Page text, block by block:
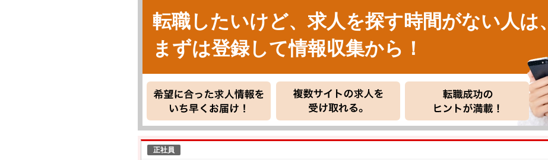
転職したいけど、求人を探す時間がない人は、
まずは登録して情報収集から！
正社員